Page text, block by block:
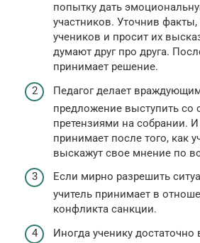
попытку дать
участников. Уточнив
учеников и просит их
думают друг про друга.
принимает решение.
Педагог делает
предложение выступить со
претензиями на собрании.
принимает после того, как
выскажут свое мнение по
Если мирно разрешить
учитель принимает в
конфликта санкции.
Иногда ученику достаточно